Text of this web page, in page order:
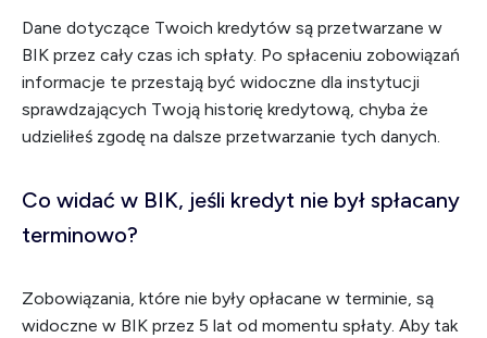
Dane dotyczące Twoich kredytów są przetwarzane w
BIK przez cały czas ich spłaty. Po spłaceniu zobowiązań
informacje te przestają być widoczne dla instytucji
sprawdzających Twoją historię kredytową, chyba że
udzieliłeś zgodę na dalsze przetwarzanie tych danych.
Co widać w BIK, jeśli kredyt nie był spłacany
terminowo?
Zobowiązania, które nie były opłacane w terminie, są
widoczne w BIK przez 5 lat od momentu spłaty. Aby tak